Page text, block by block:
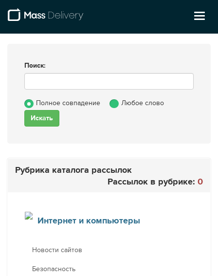
Поиск:
Полное совпадение Любое слово
Рубрика каталога рассылок
Рассылок в рубрике: 0
Интернет и компьютеры
Новости сайтов
Безопасность